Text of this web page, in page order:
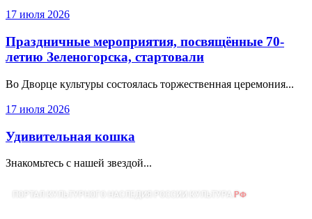
17 июля 2026
Праздничные мероприятия, посвящённые 70-
летию Зеленогорска, стартовали
Во Дворце культуры состоялась торжественная церемония...
17 июля 2026
Удивительная кошка
Знакомьтесь с нашей звездой...